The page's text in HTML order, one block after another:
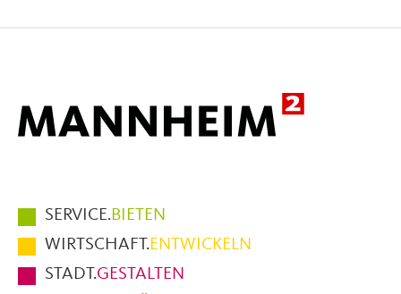
Hauptmenüpunkte
im
Fußbereich
der
SERVICE.BIETEN
WIRTSCHAFT.ENTWICKELN
STADT.GESTALTEN